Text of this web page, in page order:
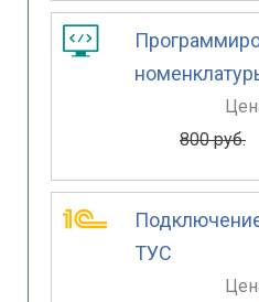
800 руб.
ТУС